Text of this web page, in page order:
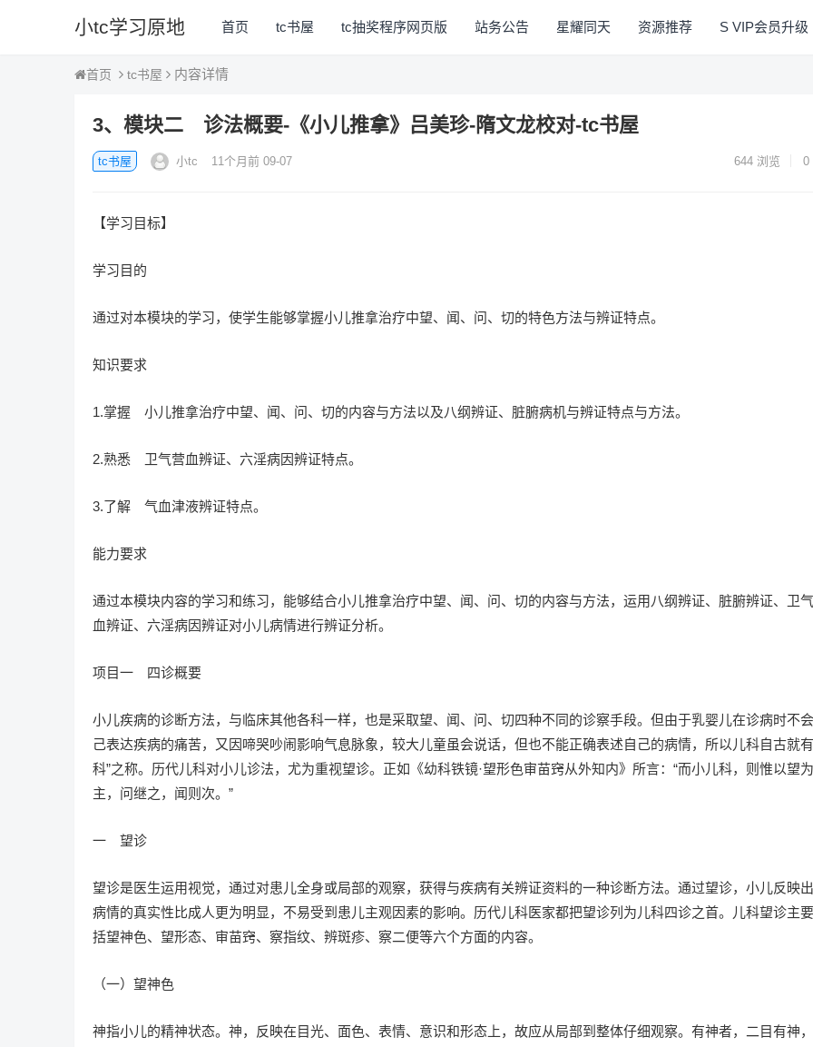
小tc学习原地 首页 tc书屋 tc抽奖程序网页版 站务公告 星耀同天 资源推荐 S VIP会员升级
首页 tc书屋 内容详情
3、模块二 诊法概要-《小儿推拿》吕美珍-隋文龙校对-tc书屋
tc书屋 小tc 11个月前 09-07 644 浏览 0
【学习目标】
学习目的
通过对本模块的学习，使学生能够掌握小儿推拿治疗中望、闻、问、切的特色方法与辨证特点。
知识要求
1.掌握 小儿推拿治疗中望、闻、问、切的内容与方法以及八纲辨证、脏腑病机与辨证特点与方法。
2.熟悉 卫气营血辨证、六淫病因辨证特点。
3.了解 气血津液辨证特点。
能力要求
通过本模块内容的学习和练习，能够结合小儿推拿治疗中望、闻、问、切的内容与方法，运用八纲辨证、脏腑辨证、卫
血辨证、六淫病因辨证对小儿病情进行辨证分析。
项目一 四诊概要
小儿疾病的诊断方法，与临床其他各科一样，也是采取望、闻、问、切四种不同的诊察手段。但由于乳婴儿在诊病时不
己表达疾病的痛苦，又因啼哭吵闹影响气息脉象，较大儿童虽会说话，但也不能正确表述自己的病情，所以儿科自古就有
科”之称。历代儿科对小儿诊法，尤为重视望诊。正如《幼科铁镜·望形色审苗窍从外知内》所言：“而小儿科，则惟以望为
主，问继之，闻则次。”
一 望诊
望诊是医生运用视觉，通过对患儿全身或局部的观察，获得与疾病有关辨证资料的一种诊断方法。通过望诊，小儿反映
病情的真实性比成人更为明显，不易受到患儿主观因素的影响。历代儿科医家都把望诊列为儿科四诊之首。儿科望诊主
括望神色、望形态、审苗窍、察指纹、辨斑疹、察二便等六个方面的内容。
（一）望神色
神指小儿的精神状态。神，反映在目光、面色、表情、意识和形态上，故应从局部到整体仔细观察。有神者，二目有神